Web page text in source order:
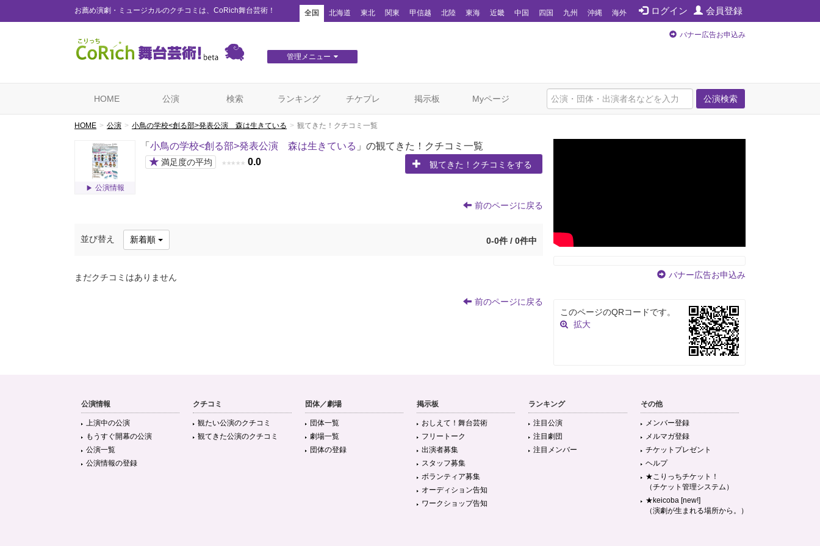
お薦め演劇・ミュージカルのクチコミは、CoRich舞台芸術！ ログイン 会員登録
全国 北海道 東北 関東 甲信越 北陸 東海 近畿 中国 四国 九州 沖縄 海外
管理メニュー
バナー広告お申込み
公演検索
HOME 公演 検索 ランキング チケプレ 掲示板 Myページ
HOME 公演 小鳥の学校<創る部>発表公演 森は生きている 観てきた！クチコミ一覧
公演情報
「 小鳥の学校<創る部>発表公演 森は生きている 」の観てきた！クチコミ一覧
★ 満足度の平均 ★ ★ ★ ★ ★ 0.0 観てきた！クチコミをする
前のページに戻る
並び替え 新着順 0-0件 / 0件中
まだクチコミはありません
前のページに戻る
バナー広告お申込み
このページのQRコードです。
拡大
公演情報
上演中の公演
もうすぐ開幕の公演
公演一覧
公演情報の登録
クチコミ
観たい公演のクチコミ
観てきた公演のクチコミ
団体／劇場
団体一覧
劇場一覧
団体の登録
掲示板
おしえて！舞台芸術
フリートーク
出演者募集
スタッフ募集
ボランティア募集
オーディション告知
ワークショップ告知
ランキング
注目公演
注目劇団
注目メンバー
その他
メンバー登録
メルマガ登録
チケットプレゼント
ヘルプ
★こりっちチケット！
（チケット管理システム）
★keicoba [new!]
（演劇が生まれる場所から。）